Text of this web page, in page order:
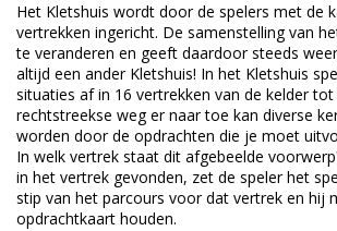
Het Kletshuis wordt door de spelers met de
vertrekken ingericht. De samenstelling van
te veranderen en geeft daardoor steeds
altijd een ander Kletshuis! In het Kletshuis
situaties af in 16 vertrekken van de kelder
rechtstreekse weg er naar toe kan diverse
worden door de opdrachten die je moet
In welk vertrek staat dit afgebeelde
in het vertrek gevonden, zet de speler het
stip van het parcours voor dat vertrek en hij
opdrachtkaart houden.